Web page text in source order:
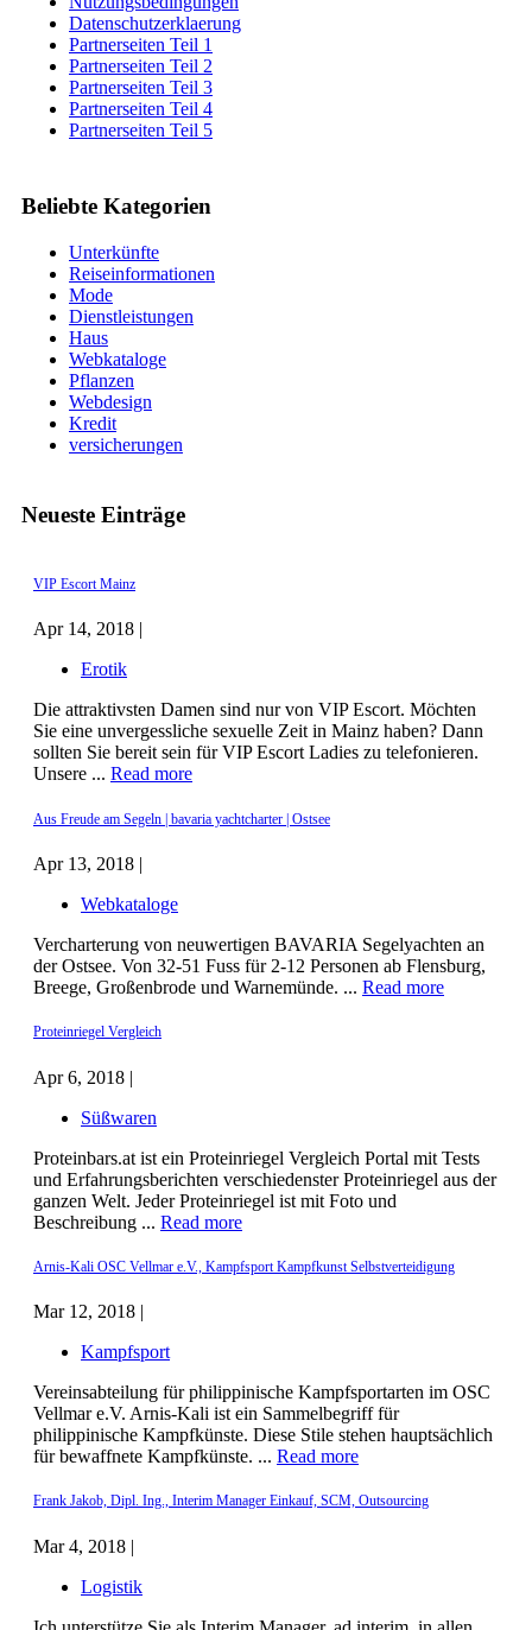
Beliebte Kategorien
Unterkünfte
Reiseinformationen
Mode
Dienstleistungen
Haus
Webkataloge
Pflanzen
Webdesign
Kredit
versicherungen
Neueste Einträge
VIP Escort Mainz
Apr 14, 2018 |
Erotik
Die attraktivsten Damen sind nur von VIP Escort. Möchten
Sie eine unvergessliche sexuelle Zeit in Mainz haben? Dann
sollten Sie bereit sein für VIP Escort Ladies zu telefonieren.
Unsere ... Read more
Aus Freude am Segeln | bavaria yachtcharter | Ostsee
Apr 13, 2018 |
Webkataloge
Vercharterung von neuwertigen BAVARIA Segelyachten an
der Ostsee. Von 32-51 Fuss für 2-12 Personen ab Flensburg,
Breege, Großenbrode und Warnemünde. ... Read more
Proteinriegel Vergleich
Apr 6, 2018 |
Süßwaren
Proteinbars.at ist ein Proteinriegel Vergleich Portal mit Tests
und Erfahrungsberichten verschiedenster Proteinriegel aus der
ganzen Welt. Jeder Proteinriegel ist mit Foto und
Beschreibung ... Read more
Arnis-Kali OSC Vellmar e.V., Kampfsport Kampfkunst Selbstverteidigung
Mar 12, 2018 |
Kampfsport
Vereinsabteilung für philippinische Kampfsportarten im OSC
Vellmar e.V. Arnis-Kali ist ein Sammelbegriff für
philippinische Kampfkünste. Diese Stile stehen hauptsächlich
für bewaffnete Kampfkünste. ... Read more
Frank Jakob, Dipl. Ing., Interim Manager Einkauf, SCM, Outsourcing
Mar 4, 2018 |
Logistik
Datenschutzerklaerung
Partnerseiten Teil 1
Partnerseiten Teil 2
Partnerseiten Teil 3
Partnerseiten Teil 4
Partnerseiten Teil 5